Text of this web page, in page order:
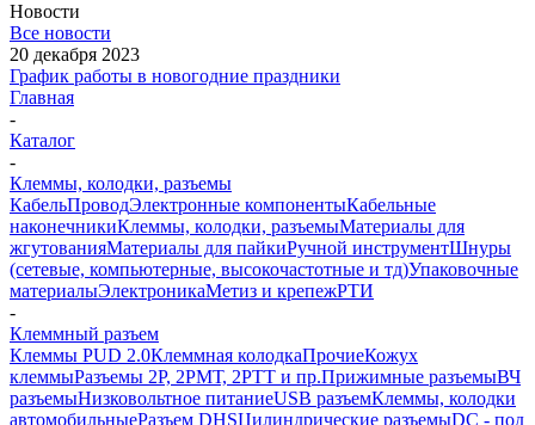
Новости
Все новости
20 декабря 2023
График работы в новогодние праздники
Главная
-
Каталог
-
Клеммы, колодки, разъемы
КабельПроводЭлектронные компонентыКабельные
наконечникиКлеммы, колодки, разъемыМатериалы для
жгутованияМатериалы для пайкиРучной инструментШнуры
(сетевые, компьютерные, высокочастотные и тд)Упаковочные
материалыЭлектроникаМетиз и крепежРТИ
-
Клеммный разъем
Клеммы PUD 2.0Клеммная колодкаПрочиеКожух
клеммыРазъемы 2Р, 2РМТ, 2РТТ и пр.Прижимные разъемыВЧ
разъемыНизковольтное питаниеUSB разъемКлеммы, колодки
автомобильныеРазъем DHSЦилиндрические разъемыDC - под